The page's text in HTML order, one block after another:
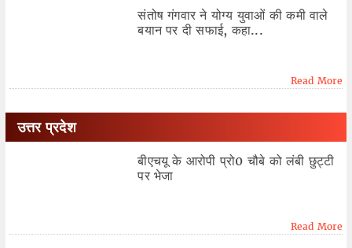
संतोष गंगवार ने योग्‍य युवाओं की कमी वाले
बयान पर दी सफाई, कहा...
Read More
उत्तर प्रदेश
बीएचयू के आरोपी प्रो0 चौबे को लंबी छुट्टी
पर भेजा
Read More